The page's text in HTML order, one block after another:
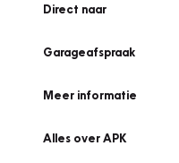
Direct naar
Garageafspraak
Meer informatie
Alles over APK